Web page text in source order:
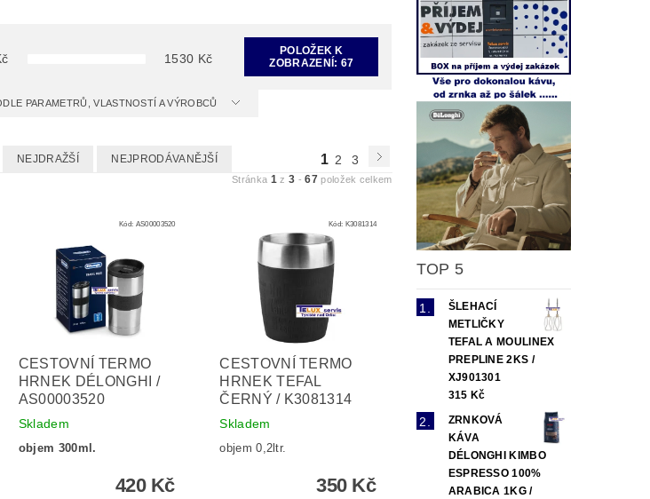
1530 Kč
POLOŽEK K
ZOBRAZENÍ: 67
PARAMETRŮ, VLASTNOSTÍ A VÝROBCŮ
NEJDRAŽŠÍ NEJPRODÁVANĚJŠÍ 1 2 3
Stránka 1 z3 -67položek celkem
Kód: AS00003520
CESTOVNÍ TERMO
HRNEK DÉLONGHI /
AS00003520
Skladem
objem 300ml.
420 Kč
Kód: K3081314
CESTOVNÍ TERMO
HRNEK TEFAL
ČERNÝ / K3081314
Skladem
objem 0,2ltr.
350 Kč
TOP 5
ŠLEHACÍ
METLIČKY
TEFAL A MOULINEX
PREPLINE 2KS /
XJ901301
315 Kč
ZRNKOVÁ
KÁVA
DÉLONGHI KIMBO
ESPRESSO 100%
ARABICA 1KG /